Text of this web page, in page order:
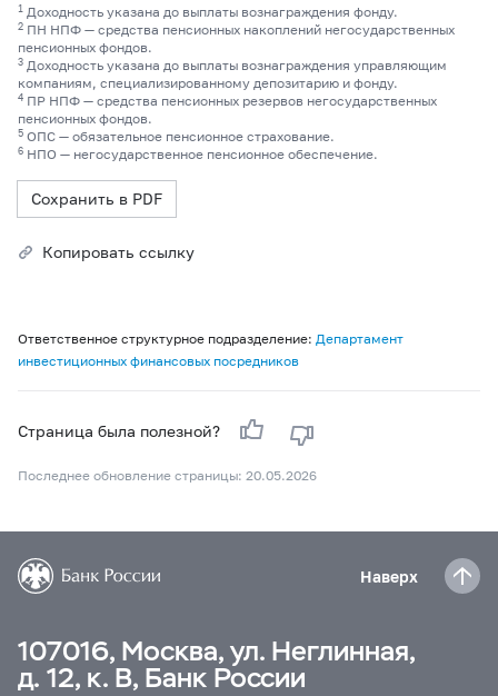
1 Доходность указана до выплаты вознаграждения фонду.
2 ПН НПФ — средства пенсионных накоплений негосударственных
пенсионных фондов.
3 Доходность указана до выплаты вознаграждения управляющим
компаниям, специализированному депозитарию и фонду.
4 ПР НПФ — средства пенсионных резервов негосударственных
пенсионных фондов.
5 ОПС — обязательное пенсионное страхование.
6 НПО — негосударственное пенсионное обеспечение.
Сохранить в PDF
Копировать ссылку
Ответственное структурное подразделение: Департамент
инвестиционных финансовых посредников
Страница была полезной?
Последнее обновление страницы: 20.05.2026
Наверх
107016, Москва, ул. Неглинная,
д. 12, к. В, Банк России